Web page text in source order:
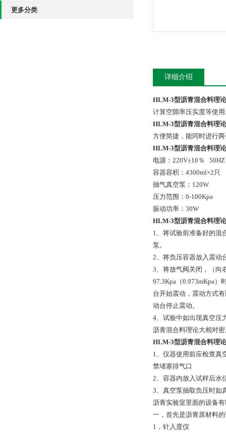
更多分类
详细介绍
HLM-3型沥青混合料理
计算空隙率压实度等使
HLM-3型沥青混合料理
方便简捷，能同时进行
HLM-3型沥青混合料理
电源：220V±10％ 50HZ
容器容积：4300ml×2只
抽气真空泵：120W
压力范围：0-100Kpa
振动功率：30W
HLM-3型沥青混合料理
1、将试验前准备好的混
泵。
2、将负压容器放入震动
3、将放气阀关闭，（向
97.3Kpa（0.973mKpa
台开始震动，震动方式
动台停止震动。
4、试验中如出现真空压
沥青混合料理论大相对
HLM-3型沥青混合料理
1、仪器使用前应检查真
禁堵塞排气口
2、容器内放入试样后水
3、真空泵抽取负压时如
沥青实验室里面的设备
一，首先是沥青原材料
1，针入度仪